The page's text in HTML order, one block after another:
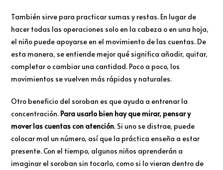
También sirve para practicar sumas y restas. En lugar de
hacer todas las operaciones solo en la cabeza o en una hoja,
el niño puede apoyarse en el movimiento de las cuentas. De
esta manera, se entiende mejor qué significa añadir, quitar,
completar o cambiar una cantidad. Poco a poco, los
movimientos se vuelven más rápidos y naturales.
Otro beneficio del soroban es que ayuda a entrenar la
concentración. Para usarlo bien hay que mirar, pensar y
mover las cuentas con atención. Si uno se distrae, puede
colocar mal un número, así que la práctica enseña a estar
presente. Con el tiempo, algunos niños aprenderán a
imaginar el soroban sin tocarlo, como si lo vieran dentro de